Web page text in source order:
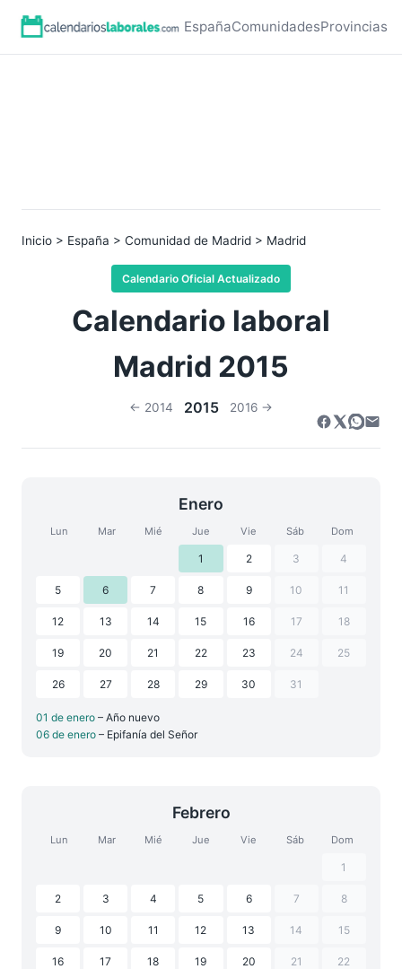
EspañaComunidadesProvincias
Inicio > España > Comunidad de Madrid > Madrid
Calendario Oficial Actualizado
Calendario laboral
Madrid 2015
← 2014 2015 2016 →
Enero
Lun Mar Mié Jue Vie Sáb Dom
1 2 3 4
5 6 7 8 9 10 11
12 13 14 15 16 17 18
19 20 21 22 23 24 25
26 27 28 29 30 31
01 de enero – Año nuevo
06 de enero – Epifanía del Señor
Febrero
Lun Mar Mié Jue Vie Sáb Dom
1
2 3 4 5 6 7 8
9 10 11 12 13 14 15
16 17 18 19 20 21 22